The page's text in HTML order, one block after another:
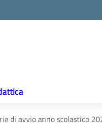
di avvio anno scolastico